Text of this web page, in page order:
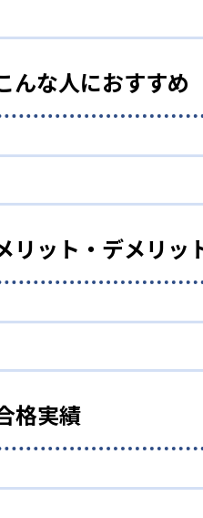
め、生徒一人ひとりが自
集中して受講・修了するこ
に固めることができる。
習管理システムが導入さ
んな人におすすめ
け
すい。
。学習したコンテンツの
リット・デメリッ
ている。即採点されるた
格実績